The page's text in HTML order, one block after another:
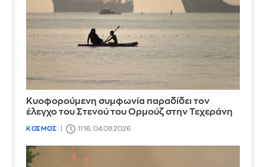
Κυοφορούμενη συμφωνία παραδίδει τον
έλεγχο του Στενού του Ορμούζ στην Τεχεράνη
ΚΟΣΜΟΣ 11:16, 04.08.2026